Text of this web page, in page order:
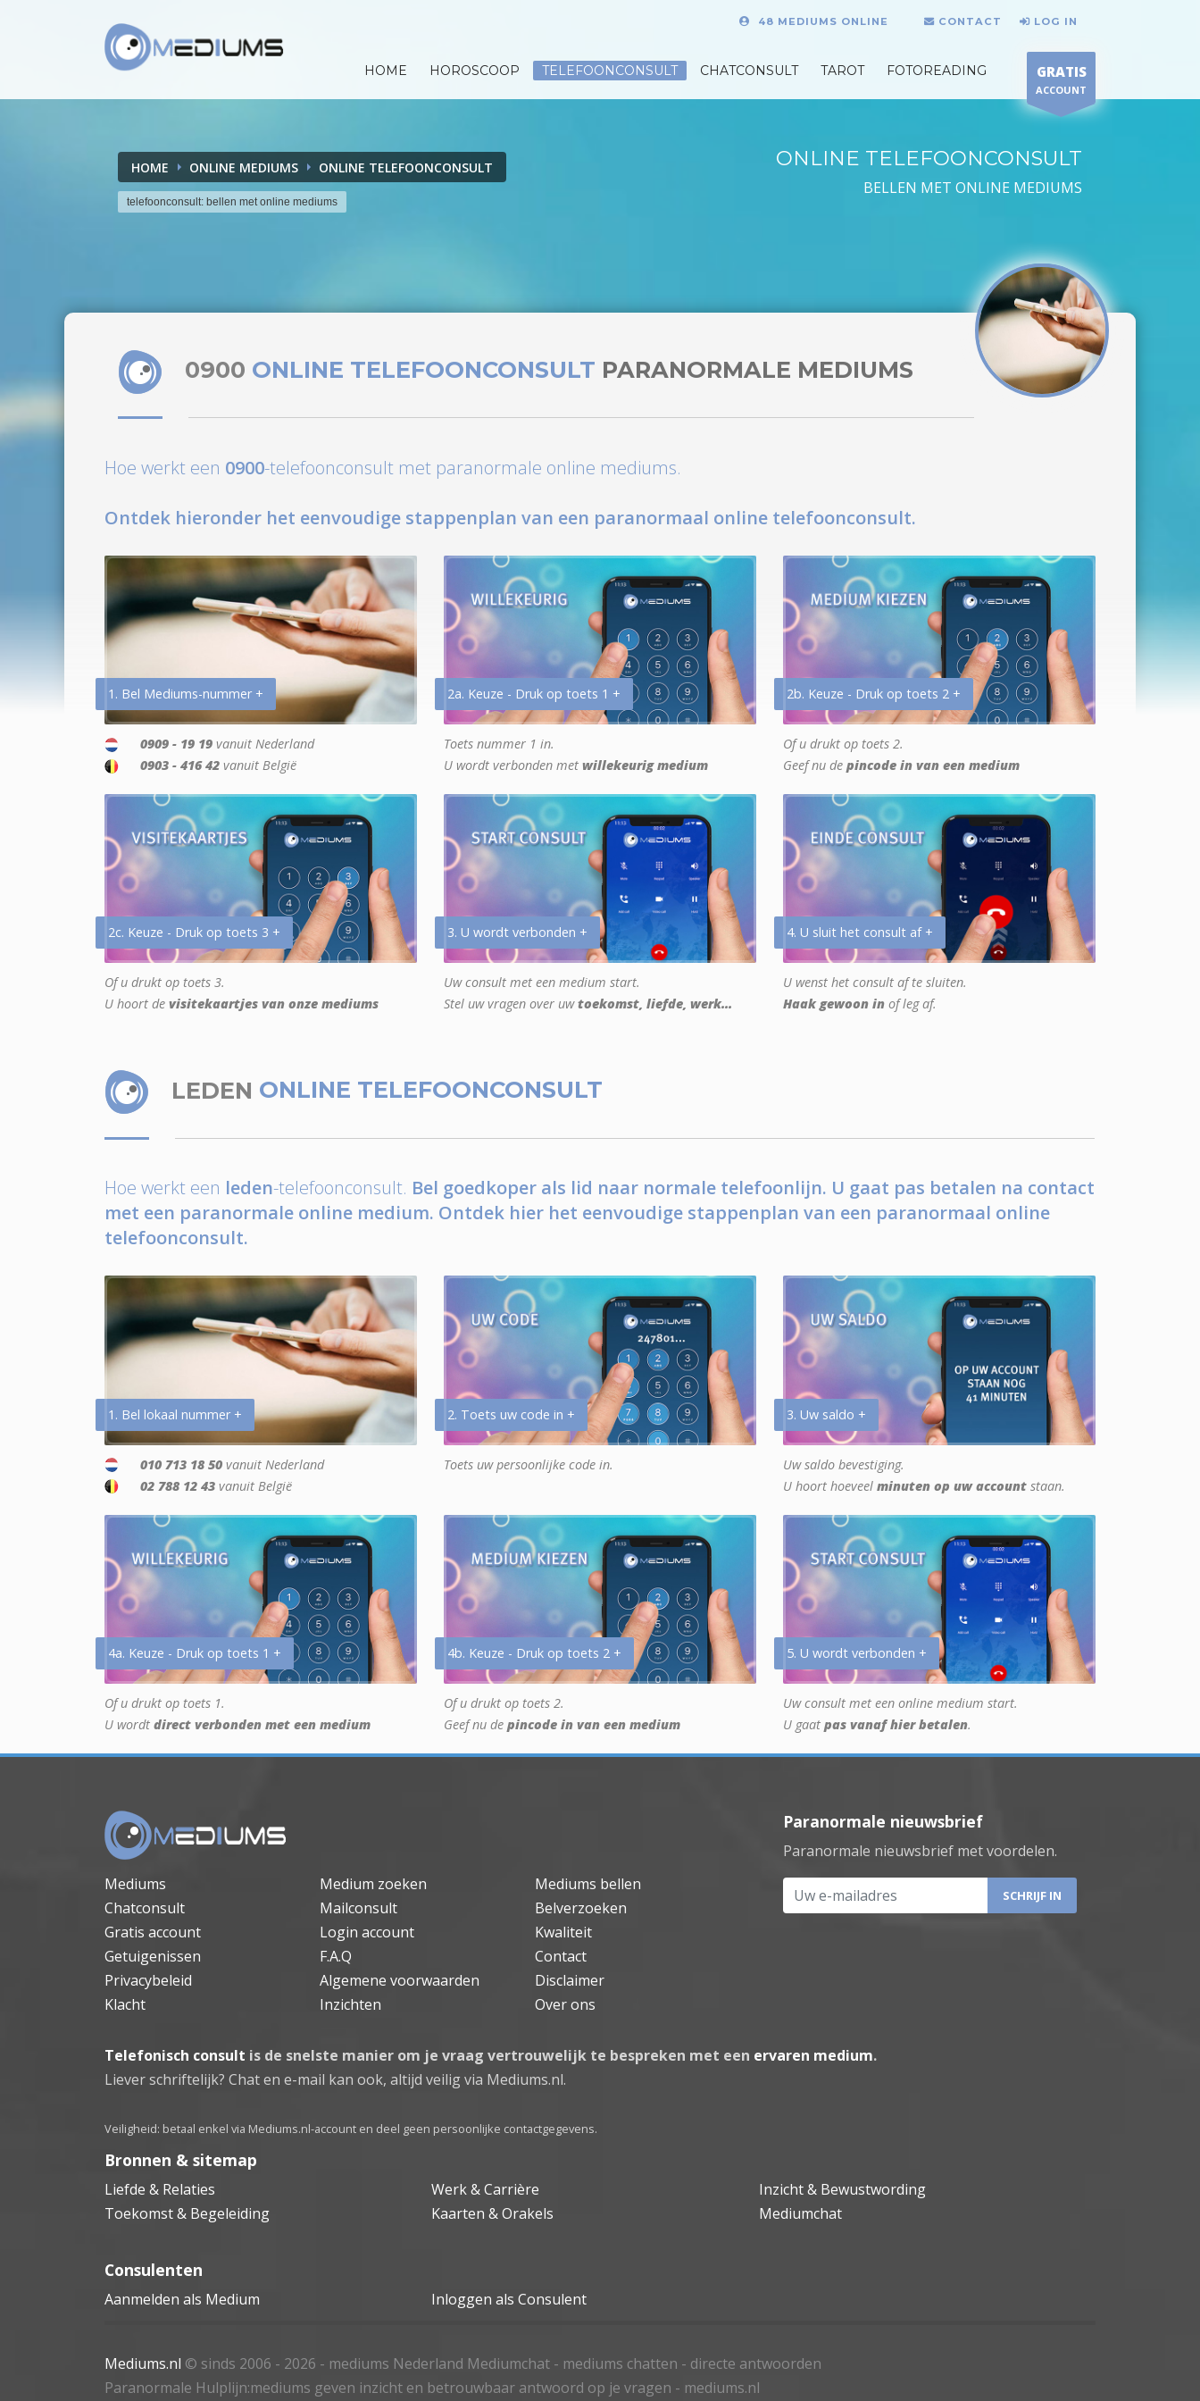
48 MEDIUMS ONLINE CONTACT LOG IN
HOME HOROSCOOP TELEFOONCONSULT CHATCONSULT TAROT FOTOREADING GRATIS
ACCOUNT
HOME ONLINE MEDIUMS ONLINE TELEFOONCONSULT
telefoonconsult: bellen met online mediums
ONLINE TELEFOONCONSULT
BELLEN MET ONLINE MEDIUMS
0900 ONLINE TELEFOONCONSULT PARANORMALE MEDIUMS
Hoe werkt een 0900-telefoonconsult met paranormale online mediums.
Ontdek hieronder het eenvoudige stappenplan van een paranormaal online telefoonconsult.
1. Bel Mediums-nummer +
0909 - 19 19 vanuit Nederland
0903 - 416 42 vanuit België
2a. Keuze - Druk op toets 1 +
Toets nummer 1 in.
U wordt verbonden met willekeurig medium
2b. Keuze - Druk op toets 2 +
Of u drukt op toets 2.
Geef nu de pincode in van een medium
2c. Keuze - Druk op toets 3 +
Of u drukt op toets 3.
U hoort de visitekaartjes van onze mediums
3. U wordt verbonden +
Uw consult met een medium start.
Stel uw vragen over uwtoekomst, liefde, werk...
4. U sluit het consult af +
U wenst het consult af te sluiten.
Haak gewoon in of leg af.
LEDEN ONLINE TELEFOONCONSULT
Hoe werkt een leden-telefoonconsult. Bel goedkoper als lid naar normale telefoonlijn. U gaat pas betalen na contact
met een paranormale online medium. Ontdek hier het eenvoudige stappenplan van een paranormaal online
telefoonconsult.
1. Bel lokaal nummer +
010 713 18 50 vanuit Nederland
02 788 12 43 vanuit België
2. Toets uw code in +
Toets uw persoonlijke code in.
3. Uw saldo +
Uw saldo bevestiging.
U hoort hoeveel minuten op uw account staan.
4a. Keuze - Druk op toets 1 +
Of u drukt op toets 1.
U wordt direct verbonden met een medium
4b. Keuze - Druk op toets 2 +
Of u drukt op toets 2.
Geef nu de pincode in van een medium
5. U wordt verbonden +
Uw consult met een online medium start.
U gaat pas vanaf hier betalen.
Mediums Medium zoeken
Mediums bellen
Chatconsult
Mailconsult
Belverzoeken
Gratis account
Login account
Kwaliteit
Getuigenissen
F.A.Q
Contact
Privacybeleid
Algemene voorwaarden
Disclaimer
Klacht
Inzichten Over ons
Paranormale nieuwsbrief
Paranormale nieuwsbrief met voordelen.
Uw e-mailadres
Telefonisch consult is de snelste manier om je vraag vertrouwelijk te bespreken met een ervaren medium.
Liever schriftelijk? Chat en e-mail kan ook, altijd veilig via Mediums.nl.
Veiligheid: betaal enkel via Mediums.nl-account en deel geen persoonlijke contactgegevens.
Bronnen & sitemap
Liefde & Relaties Werk & Carrière
Inzicht & Bewustwording
Toekomst & Begeleiding
Kaarten & Orakels Mediumchat
Consulenten
Aanmelden als Medium Inloggen als Consulent
Mediums.nl © sinds 2006 - 2026 - mediums Nederland Mediumchat - mediums chatten - directe antwoorden
Paranormale Hulplijn:mediums geven inzicht en betrouwbaar antwoord op je vragen - mediums.nl